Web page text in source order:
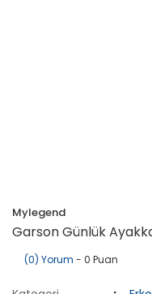
Mylegend
Garson Günlük
(0) Yorum - 0 Puan